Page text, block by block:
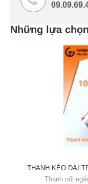
Những lựa
THANH KÉO DÀI
Thanh nối